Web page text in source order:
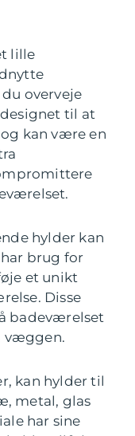
lille
overveje
til at
kan være en
hylder kan
brug for
et unikt
Disse
badeværelset
væggen.
kan hylder til
metal, glas
har sine